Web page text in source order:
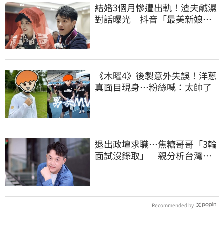
結婚3個月慘遭出軌！渣夫鹹濕
對話曝光 抖音「最美新娘」
《木曜4》後製意外失誤！洋蔥
真面目現身…粉絲喊：太帥了
退出政壇求職…焦糖哥哥「3輪
面試沒錄取」 親分析台灣職
Recommended by